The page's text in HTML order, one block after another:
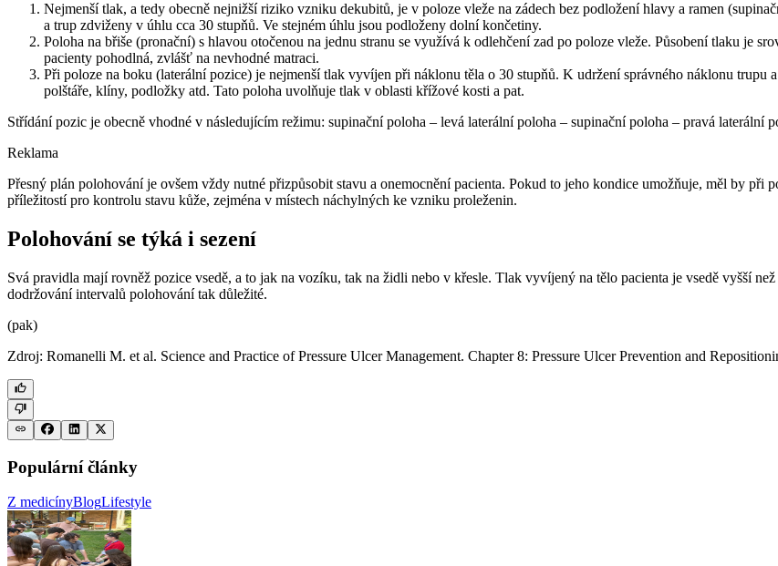
Nejmenší tlak, a tedy obecně nejnižší riziko vzniku dekubitů, je v poloze vleže na zádech bez podložení hlavy a ramen
a trup zdviženy v úhlu cca 30 stupňů. Ve stejném úhlu jsou podloženy dolní končetiny.
Poloha na břiše (pronační) s hlavou otočenou na jednu stranu se využívá k odlehčení zad po poloze vleže. Působení tlaku je
pacienty pohodlná, zvlášť na nevhodné matraci.
Při poloze na boku (laterální pozice) je nejmenší tlak vyvíjen při náklonu těla o 30 stupňů. K udržení správného náklonu
polštáře, klíny, podložky atd. Tato poloha uvolňuje tlak v oblasti křížové kosti a pat.
Střídání pozic je obecně vhodné v následujícím režimu: supinační poloha –⁠ levá laterální poloha –⁠ supinační poloha –⁠ pravá laterální
Reklama
Přesný plán polohování je ovšem vždy nutné přizpůsobit stavu a onemocnění pacienta. Pokud to jeho kondice umožňuje, měl by
příležitostí pro kontrolu stavu kůže, zejména v místech náchylných ke vzniku proleženin.
Polohování se týká i sezení
Svá pravidla mají rovněž pozice vsedě, a to jak na vozíku, tak na židli nebo v křesle. Tlak vyvíjený na tělo pacienta je vsedě vyšší
dodržování intervalů polohování tak důležité.
(pak)
Zdroj: Romanelli M. et al. Science and Practice of Pressure Ulcer Management. Chapter 8: Pressure Ulcer Prevention and
Populární články
Z medicínyBlogLifestyle